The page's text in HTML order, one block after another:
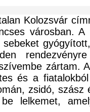
Kolozsvár
városban.
zártam.
és a
zsidó, szász
lelkemet,